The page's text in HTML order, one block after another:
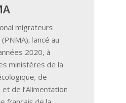
migrateurs
(PNMA), lancé au
2020, à
ministères de la
de
et de l’Alimentation